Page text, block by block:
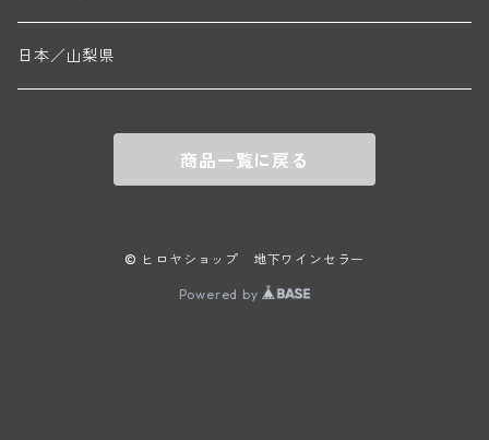
ニコラ・ルジェ(フラジェ・エシェゾー)
ドニ・モルテ(ジュヴレ・シャンベルタン)
ドニ・ペール・エ・フィス(ペルナン・ヴェルジュレス)
コント・ラフォン(ムルソー)
フランソワ・ミクルスキ(ムルソー)
ゲオルグ・ブロイヤー
フランケン
テルメンレギオン
セップ・モーザ―
カンプタール
日本／山梨県
商品一覧に戻る
© ヒロヤショップ 地下ワインセラー
Powered by